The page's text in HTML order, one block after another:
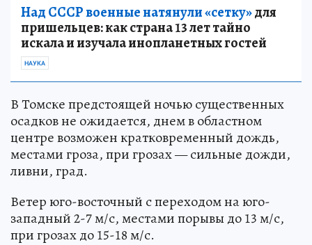
Над СССР военные натянули «сетку»для
пришельцев: как страна 13 лет тайно
искала и изучала инопланетных гостей
НАУКА
В Томске предстоящей ночью существенных
осадков не ожидается, днем в областном
центре возможен кратковременный дождь,
местами гроза, при грозах — сильные дожди,
ливни, град.
Ветер юго-восточный с переходом на юго-
западный 2-7 м/с, местами порывы до 13 м/с,
при грозах до 15-18 м/с.